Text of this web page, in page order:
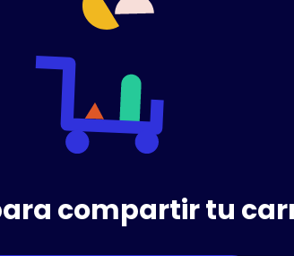
compartir tu